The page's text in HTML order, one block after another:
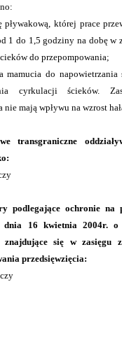
pływakową, której prace
1 do 1,5 godziny na dobę w
do przepompowania;
mamucia do napowietrzania
cyrkulacji ścieków.
nie mają wpływu na wzrost
transgraniczne
podlegające ochronie na
dnia 16 kwietnia 2004r. o
się w zasięgu
przedsięwzięcia: